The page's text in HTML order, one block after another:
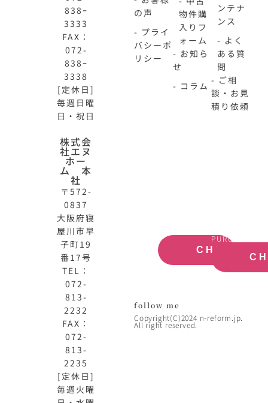
838ｰ
3333
FAX：
072-
838ｰ
3338
[定休日]
毎週日曜
日・祝日
株式会
社エヌ
ホー
ム 本
社
〒572-
0837
大阪府寝
屋川市早
子町19
番17号
TEL：
072-
813-
2232
FAX：
072-
813-
2235
[定休日]
毎週火曜
の声
- プライ
バシーポ
リシー
物件購
入りフ
ォーム
- お知ら
せ
- コラム
ンテナ
ンス
- よく
ある質
問
- ご相
談・お見
積り依頼
CHECK
PURCHASE
follow me
Copyright(C)2024 n-reform.jp.
All right reserved.